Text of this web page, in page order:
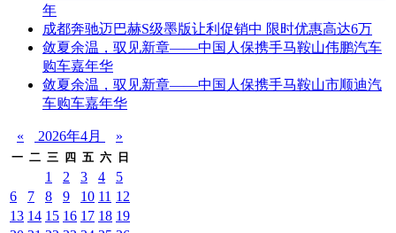
年
成都奔驰迈巴赫S级墨版让利促销中 限时优惠高达6万
敛夏余温，驭见新章——中国人保携手马鞍山伟鹏汽车
购车嘉年华
敛夏余温，驭见新章——中国人保携手马鞍山市顺迪汽
车购车嘉年华
« 2026年4月 »
一 二 三 四 五 六 日
1 2 3 4
5
6
7 8 9 10 11 12
13 14 15 16 17 18 19